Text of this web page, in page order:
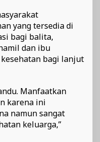
yang tersedia di
bagi balita,
dan ibu
bagi lanjut
Manfaatkan
karena ini
namun sangat
keluarga,”